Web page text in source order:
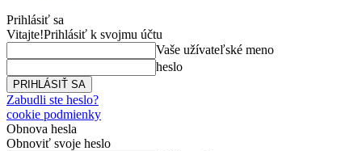
Prihlásiť sa
Vitajte!Prihlásiť k svojmu účtu
Vaše užívateľské meno
heslo
Zabudli ste heslo?
cookie podmienky
Obnova hesla
Obnoviť svoje heslo